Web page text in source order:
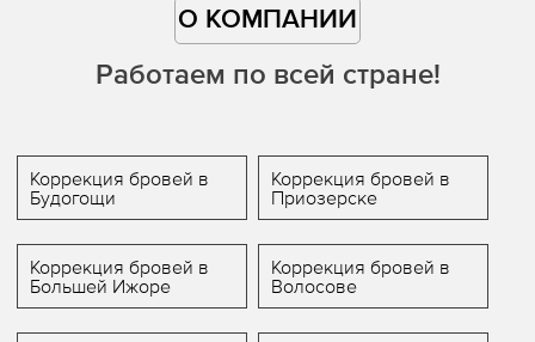
О КОМПАНИИ
Работаем по всей стране!
Коррекция бровей в
Будогощи
Коррекция бровей в
Приозерске
Коррекция бровей в
Большей Ижоре
Коррекция бровей в
Волосове